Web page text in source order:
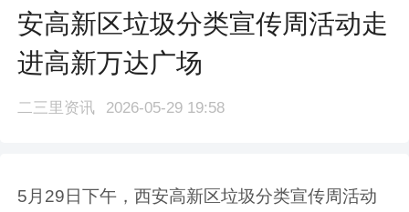
安高新区垃圾分类宣传周活动走
进高新万达广场
二三里资讯 2026-05-29 19:58
5月29日下午，西安高新区垃圾分类宣传周活动